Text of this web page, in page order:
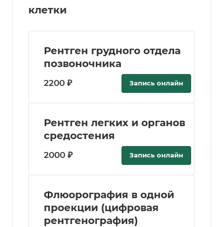
клетки
Рентген грудного отдела
позвоночника
2200 ₽ Запись онлайн
Рентген легких и органов
средостения
2000 ₽ Запись онлайн
Флюорография в одной
проекции (цифровая
рентгенография)